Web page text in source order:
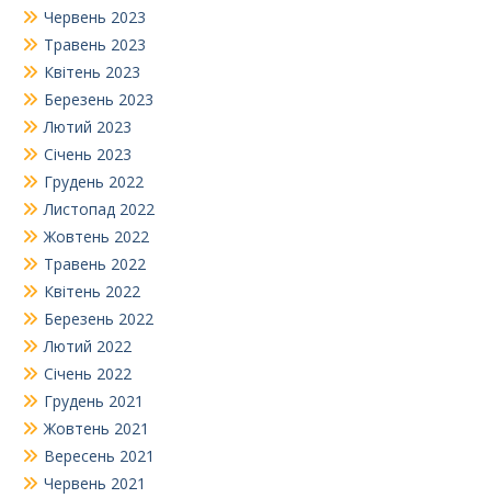
Червень 2023
Травень 2023
Квітень 2023
Березень 2023
Лютий 2023
Січень 2023
Грудень 2022
Листопад 2022
Жовтень 2022
Травень 2022
Квітень 2022
Березень 2022
Лютий 2022
Січень 2022
Грудень 2021
Жовтень 2021
Вересень 2021
Червень 2021